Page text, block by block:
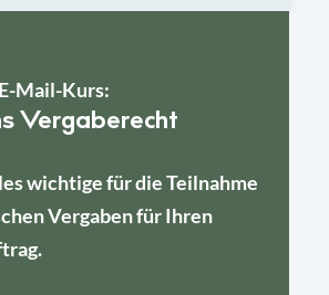
Mail-Kurs:
Vergaberecht
wichtige für die Teilnahme
Vergaben für Ihren